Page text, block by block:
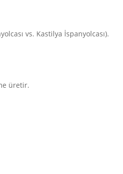
vs. Kastilya İspanyolcası).
üretir.